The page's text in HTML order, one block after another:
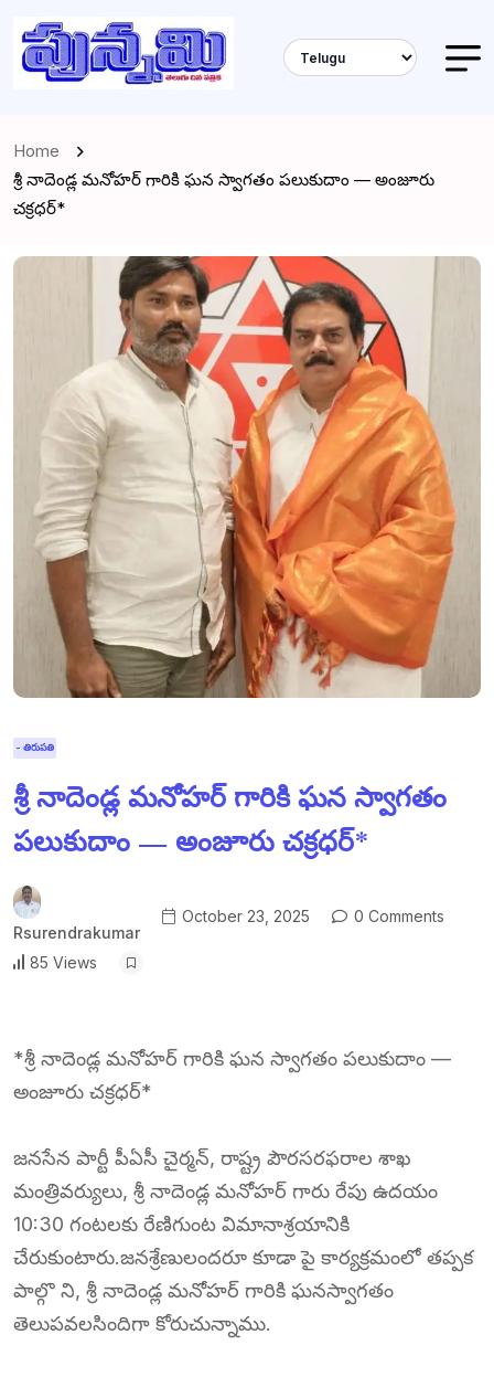
Home
శ్రీ నాదెండ్ల మనోహర్ గారికి ఘన స్వాగతం పలుకుదాం — అంజూరు
చక్రధర్*
- తిరుపతి
శ్రీ నాదెండ్ల మనోహర్ గారికి ఘన స్వాగతం
పలుకుదాం — అంజూరు చక్రధర్*
Rsurendrakumar
October 23, 2025 0 Comments
85 Views
*శ్రీ నాదెండ్ల మనోహర్ గారికి ఘన స్వాగతం పలుకుదాం —
అంజూరు చక్రధర్*
జనసేన పార్టీ పీఏసీ చైర్మన్, రాష్ట్ర పౌరసరఫరాల శాఖ
మంత్రివర్యులు, శ్రీ నాదెండ్ల మనోహర్ గారు రేపు ఉదయం
10:30 గంటలకు రేణిగుంట విమానాశ్రయానికి
చేరుకుంటారు.జనశ్రేణులందరూ కూడా పై కార్యక్రమంలో తప్పక
పాల్గొ ని, శ్రీ నాదెండ్ల మనోహర్ గారికి ఘనస్వాగతం
తెలుపవలసిందిగా కోరుచున్నాము.